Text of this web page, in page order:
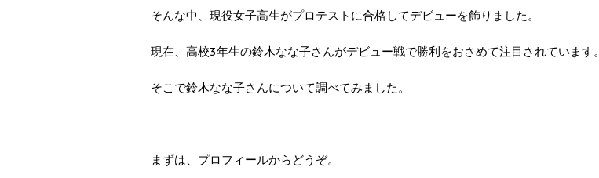
そんな中、現役女子高生がプロテストに合格してデビューを飾りました。
現在、高校3年生の鈴木なな子さんがデビュー戦で勝利をおさめて注目されています。
そこで鈴木なな子さんについて調べてみました。
まずは、プロフィールからどうぞ。